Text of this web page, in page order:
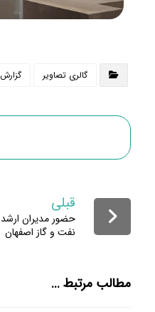
گالری تصاویر
قبلی
حضور مدیران
نفت و گاز اصفهان
مطالب مرتبط ...